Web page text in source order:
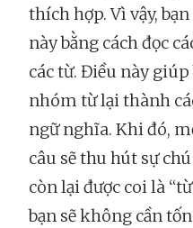
thích hợp. Vì vậy,
này bằng cách đọc
các từ. Điều này
nhóm từ lại thành
ngữ nghĩa. Khi đó,
câu sẽ thu hút sự
còn lại được coi là
bạn sẽ không cần